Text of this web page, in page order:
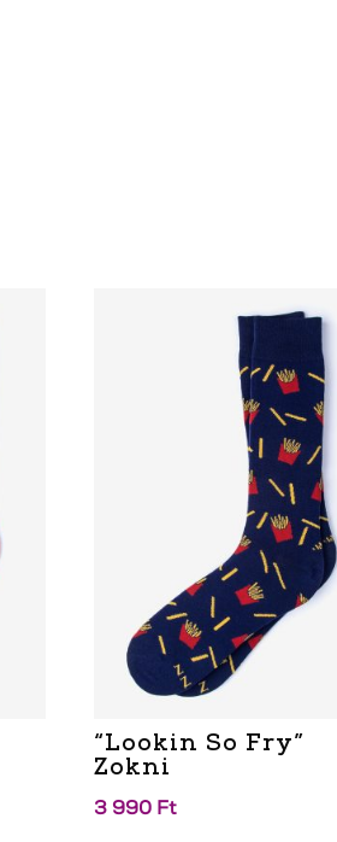
“Lookin So Fry”
Zokni
3 990 Ft